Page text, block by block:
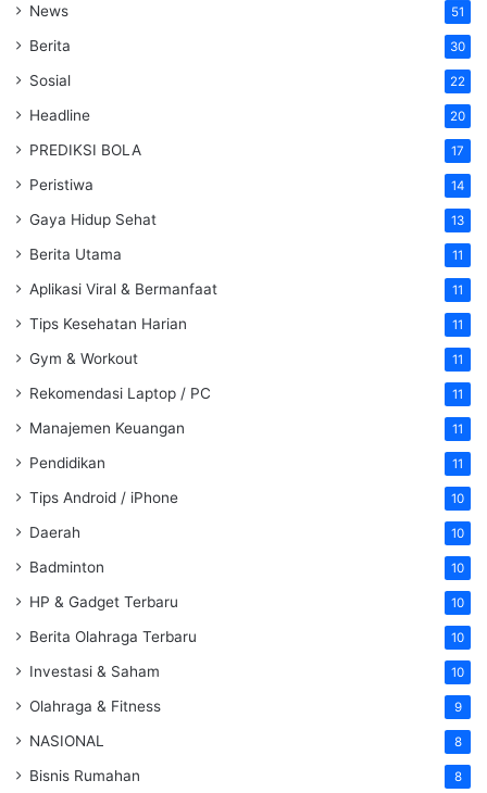
News 51
Berita 30
Sosial 22
Headline 20
PREDIKSI BOLA 17
Peristiwa 14
Gaya Hidup Sehat 13
Berita Utama 11
Aplikasi Viral & Bermanfaat 11
Tips Kesehatan Harian 11
Gym & Workout 11
Rekomendasi Laptop / PC 11
Manajemen Keuangan 11
Pendidikan 11
Tips Android / iPhone 10
Daerah 10
Badminton 10
HP & Gadget Terbaru 10
Berita Olahraga Terbaru 10
Investasi & Saham 10
Olahraga & Fitness 9
NASIONAL 8
Bisnis Rumahan 8